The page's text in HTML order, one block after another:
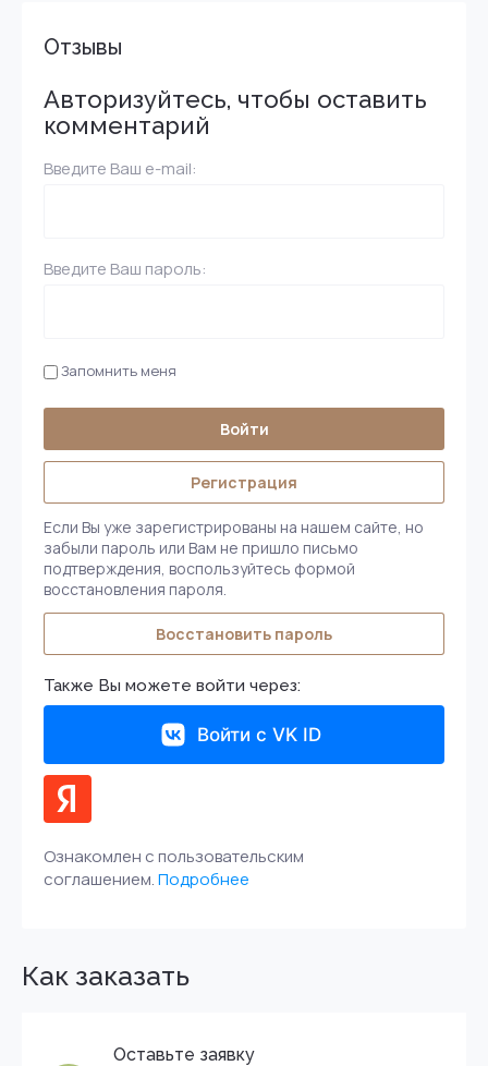
Отзывы
Авторизуйтесь, чтобы оставить
комментарий
Введите Ваш e-mail:
Введите Ваш пароль:
Запомнить меня
Войти
Регистрация
Если Вы уже зарегистрированы на нашем сайте, но
забыли пароль или Вам не пришло письмо
подтверждения, воспользуйтесь формой
восстановления пароля.
Восстановить пароль
Также Вы можете войти через:
Войти с VK ID
Ознакомлен с пользовательским
соглашением.Подробнее
Как заказать
Оставьте заявку